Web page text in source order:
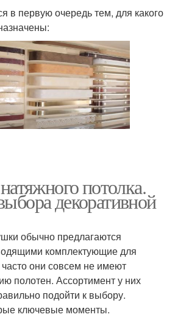
в первую очередь тем, для какого
потолка.
декоративной
обычно предлагаются
комплектующие для
они совсем не имеют
полотен. Ассортимент у них
подойти к выбору.
ключевые моменты.